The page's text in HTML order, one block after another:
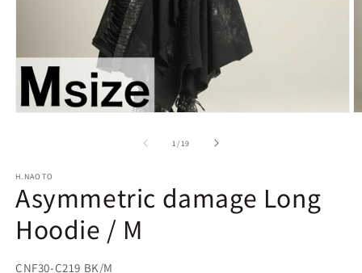
で
メ
デ
ィ
ア
を
1 /の
19
H.NAOTO
Asymmetric damage Long
Hoodie / M
SKU:
CNF30-C219 BK/M